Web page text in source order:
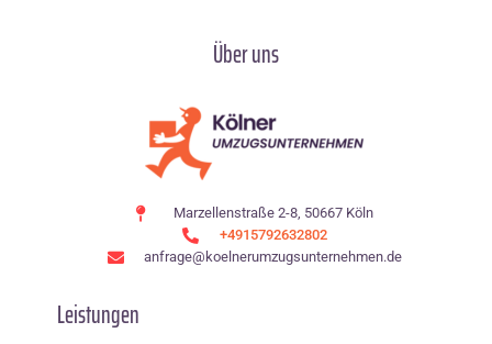
Über uns
Marzellenstraße 2-8, 50667 Köln
+4915792632802
anfrage@koelnerumzugsunternehmen.de
Leistungen